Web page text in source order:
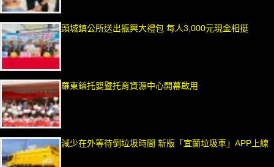
頭城鎮公所送出振興大禮包 每人3,000元現金相挺
羅東鎮托嬰暨托育資源中心開幕啟用
減少在外等待倒垃圾時間 新版「宜蘭垃圾車」APP上線